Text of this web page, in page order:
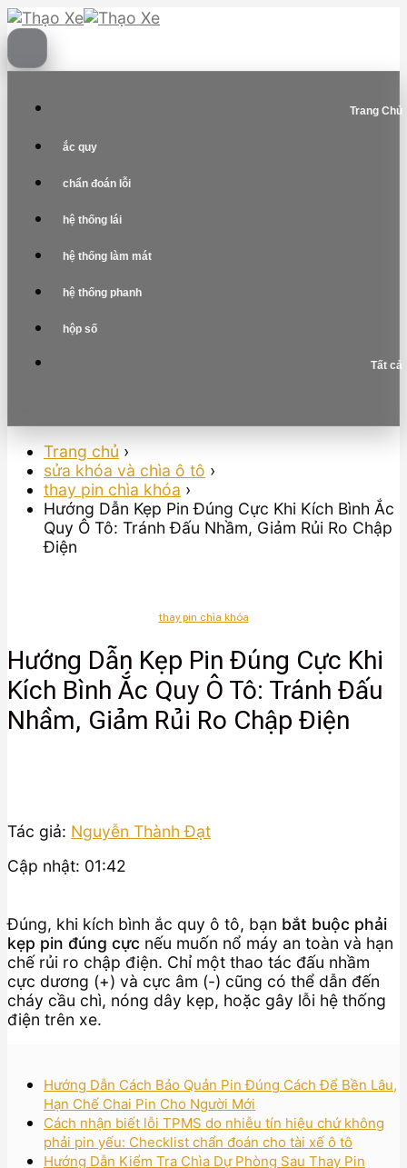
Skip
to
content
Trang Chủ
ắc quy
chẩn đoán lỗi
hệ thống lái
hệ thống làm mát
hệ thống phanh
hộp số
Tất cả
Trang chủ ›
sửa khóa và chìa ô tô ›
thay pin chìa khóa ›
Hướng Dẫn Kẹp Pin Đúng Cực Khi Kích Bình Ắc
Quy Ô Tô: Tránh Đấu Nhầm, Giảm Rủi Ro Chập
Điện
thay pin chìa khóa
Hướng Dẫn Kẹp Pin Đúng Cực Khi
Kích Bình Ắc Quy Ô Tô: Tránh Đấu
Nhầm, Giảm Rủi Ro Chập Điện
Tác giả: Nguyễn Thành Đạt
Cập nhật: 01:42
Đúng, khi kích bình ắc quy ô tô, bạn bắt buộc phải
kẹp pin đúng cực nếu muốn nổ máy an toàn và hạn
chế rủi ro chập điện. Chỉ một thao tác đấu nhầm
cực dương (+) và cực âm (-) cũng có thể dẫn đến
cháy cầu chì, nóng dây kẹp, hoặc gây lỗi hệ thống
điện trên xe.
Hướng Dẫn Cách Bảo Quản Pin Đúng Cách Để Bền Lâu,
Hạn Chế Chai Pin Cho Người Mới
Cách nhận biết lỗi TPMS do nhiễu tín hiệu chứ không
phải pin yếu: Checklist chẩn đoán cho tài xế ô tô
Hướng Dẫn Kiểm Tra Chìa Dự Phòng Sau Thay Pin